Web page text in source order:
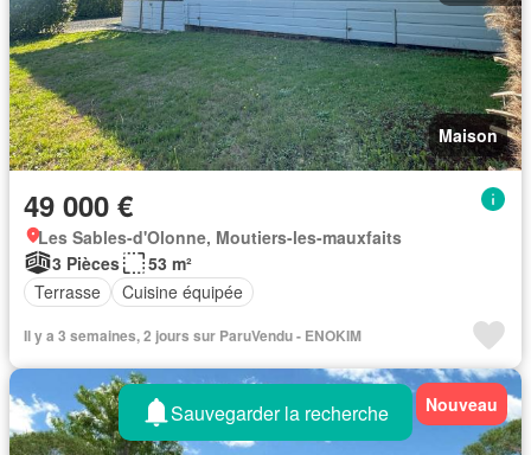
Maison
49 000 €
Les Sables-d'Olonne, Moutiers-les-mauxfaits
3 Pièces
53 m²
Terrasse
Cuisine équipée
Il y a 3 semaines, 2 jours sur ParuVendu - ENOKIM
Nouveau
Sauvegarder la recherche